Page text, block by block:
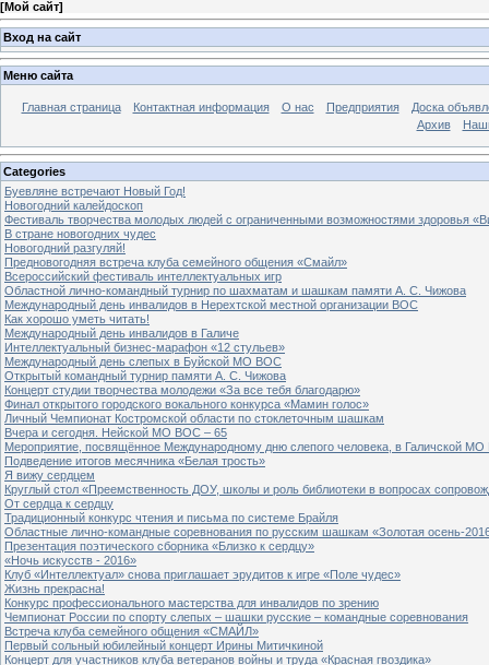
[Мой сайт]
Вход на сайт
Меню сайта
Главная страница Контактная информация О нас Предприятия
Доска
Архив
Categories
Буевляне встречают Новый Год!
Новогодний калейдоскоп
Фестиваль творчества молодых людей с ограниченными возможностями здоровья
В стране новогодних чудес
Новогодний разгуляй!
Предновогодняя встреча клуба семейного общения «Смайл»
Всероссийский фестиваль интеллектуальных игр
Областной лично-командный турнир по шахматам и шашкам памяти А. С. Чижова
Международный день инвалидов в Нерехтской местной организации ВОС
Как хорошо уметь читать!
Международный день инвалидов в Галиче
Интеллектуальный бизнес-марафон «12 стульев»
Международный день слепых в Буйской МО ВОС
Открытый командный турнир памяти А. С. Чижова
Концерт студии творчества молодежи «За все тебя благодарю»
Финал открытого городского вокального конкурса «Мамин голос»
Личный Чемпионат Костромской области по стоклеточным шашкам
Вчера и сегодня. Нейской МО ВОС – 65
Мероприятие, посвящённое Международному дню слепого человека, в Галичской
Подведение итогов месячника «Белая трость»
Я вижу сердцем
Круглый стол «Преемственность ДОУ, школы и роль библиотеки в вопросах
От сердца к сердцу
Традиционный конкурс чтения и письма по системе Брайля
Областные лично-командные соревнования по русским шашкам «Золотая осень-
Презентация поэтического сборника «Близко к сердцу»
«Ночь искусств - 2016»
Клуб «Интеллектуал» снова приглашает эрудитов к игре «Поле чудес»
Жизнь прекрасна!
Конкурс профессионального мастерства для инвалидов по зрению
Чемпионат России по спорту слепых – шашки русские – командные соревнования
Встреча клуба семейного общения «СМАЙЛ»
Первый сольный юбилейный концерт Ирины Митичкиной
Концерт для участников клуба ветеранов войны и труда «Красная гвоздика»